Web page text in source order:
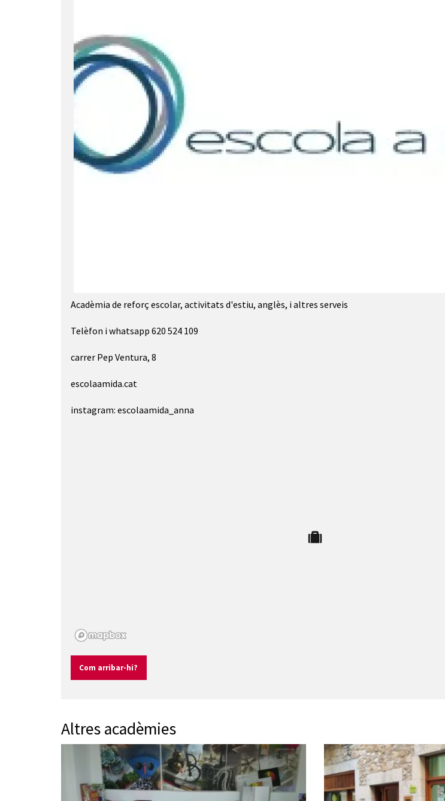
Diapositiva 1 de 1
Acadèmia de reforç escolar, activitats d'estiu, anglès, i altres serveis
Telèfon i whatsapp 620 524 109
carrer Pep Ventura, 8
escolaamida.cat
instagram: escolaamida_anna
Com arribar-hi?
Altres acadèmies